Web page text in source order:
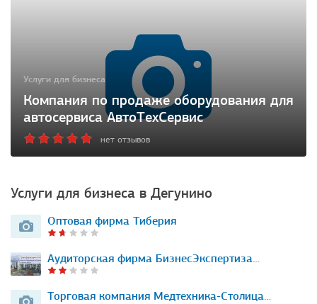
Услуги для бизнеса
Компания по продаже оборудования для
автосервиса АвтоТехСервис
нет отзывов
Услуги для бизнеса в Дегунино
Оптовая фирма Тиберия
Аудиторская фирма БизнесЭкспертиза…
Торговая компания Медтехника-Столица…